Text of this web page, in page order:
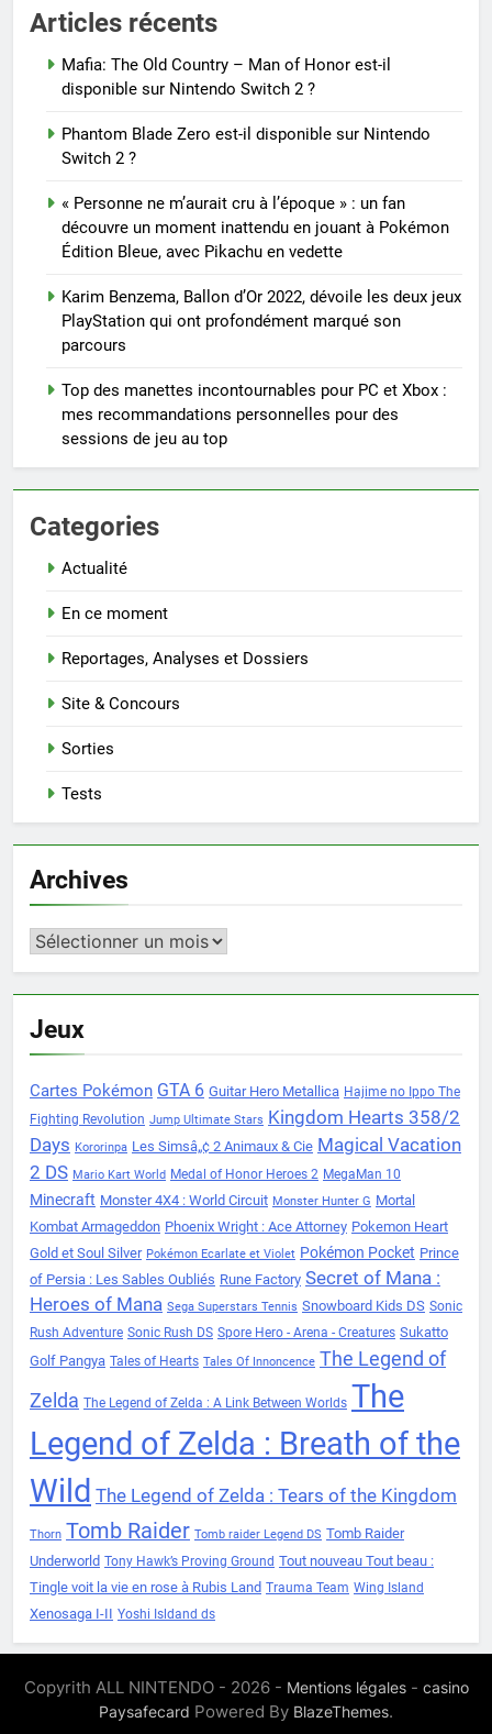
Articles récents
Mafia: The Old Country – Man of Honor est-il
disponible sur Nintendo Switch 2 ?
Phantom Blade Zero est-il disponible sur Nintendo
Switch 2 ?
« Personne ne m’aurait cru à l’époque » : un fan
découvre un moment inattendu en jouant à Pokémon
Édition Bleue, avec Pikachu en vedette
Karim Benzema, Ballon d’Or 2022, dévoile les deux jeux
PlayStation qui ont profondément marqué son
parcours
Top des manettes incontournables pour PC et Xbox :
mes recommandations personnelles pour des
sessions de jeu au top
Categories
Actualité
En ce moment
Reportages, Analyses et Dossiers
Site & Concours
Sorties
Tests
Archives
Archives
Jeux
Cartes Pokémon GTA 6 Guitar Hero Metallica Hajime no Ippo The
Fighting Revolution Jump Ultimate Stars Kingdom Hearts 358/2
Days Kororinpa Les Simsâ„¢ 2 Animaux & Cie Magical Vacation
2 DS Mario Kart World Medal of Honor Heroes 2 MegaMan 10
Minecraft Monster 4X4 : World Circuit Monster Hunter G Mortal
Kombat Armageddon Phoenix Wright : Ace Attorney Pokemon Heart
Gold et Soul Silver Pokémon Ecarlate et Violet Pokémon Pocket Prince
of Persia : Les Sables Oubliés Rune Factory Secret of Mana :
Heroes of Mana Sega Superstars Tennis Snowboard Kids DS Sonic
Rush Adventure Sonic Rush DS Spore Hero - Arena - Creatures Sukatto
Golf Pangya Tales of Hearts Tales Of Innoncence The Legend of
Zelda The Legend of Zelda : A Link Between Worlds The
Legend of Zelda : Breath of the
Wild The Legend of Zelda : Tears of the Kingdom
Thorn Tomb Raider Tomb raider Legend DS Tomb Raider
Underworld Tony Hawk’s Proving Ground Tout nouveau Tout beau :
Tingle voit la vie en rose à Rubis Land Trauma Team Wing Island
Xenosaga I-II Yoshi Isldand ds
Copyrith ALL NINTENDO - 2026 - Mentions légales- casino
Paysafecard Powered By BlazeThemes.